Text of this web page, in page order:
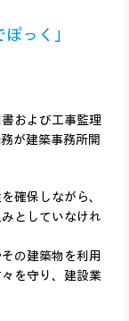
っく」
および工事監理
が建築事務所開
確保しながら、
としていなけれ
の建築物を利用
を守り、建設業